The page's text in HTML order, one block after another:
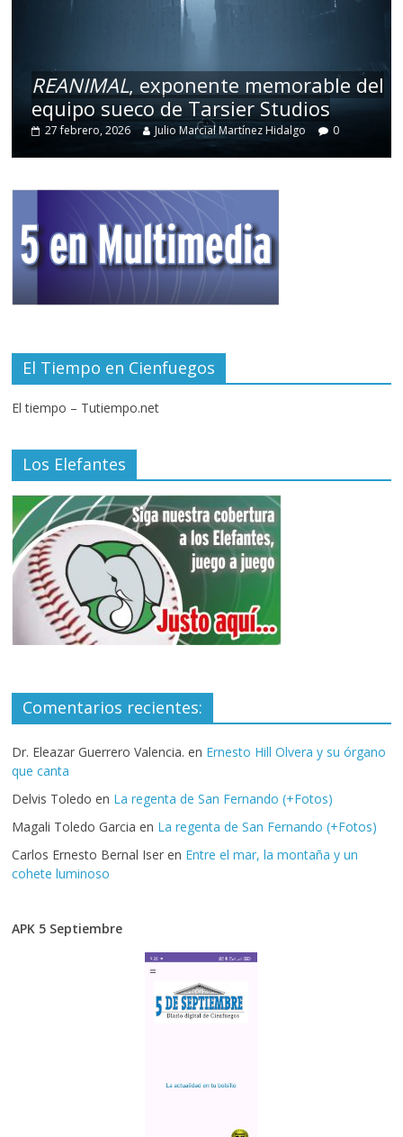
REANIMAL, exponente memorable del
equipo sueco de Tarsier Studios
27 febrero, 2026 Julio Marcial Martínez Hidalgo 0
El Tiempo en Cienfuegos
El tiempo – Tutiempo.net
Los Elefantes
Comentarios recientes:
Dr. Eleazar Guerrero Valencia. en Ernesto Hill Olvera y su órgano
que canta
Delvis Toledo en La regenta de San Fernando (+Fotos)
Magali Toledo Garcia en La regenta de San Fernando (+Fotos)
Carlos Ernesto Bernal Iser en Entre el mar, la montaña y un
cohete luminoso
APK 5 Septiembre